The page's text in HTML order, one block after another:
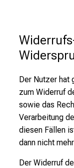
Der Nutzer
zum Widerruf
sowie das
Verarbeitung
diesen Fällen
dann nicht
Der Widerruf